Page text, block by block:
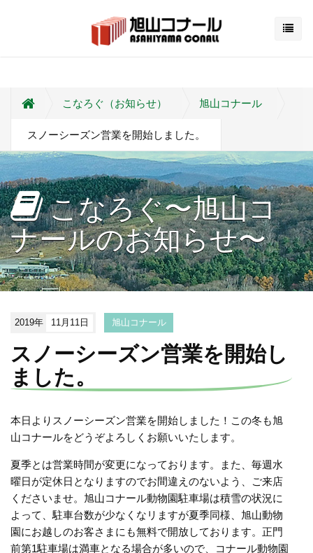
こなろぐ（お知らせ） 旭山コナール
スノーシーズン営業を開始しました。
こなろぐ〜旭山コ
ナールのお知らせ〜
2019年 11月11日 旭山コナール
スノーシーズン営業を開始し
ました。
本日よりスノーシーズン営業を開始しました！この冬も旭
山コナールをどうぞよろしくお願いいたします。
夏季とは営業時間が変更になっております。また、毎週水
曜日が定休日となりますのでお間違えのないよう、ご来店
くださいませ。旭山コナール動物園駐車場は積雪の状況に
よって、駐車台数が少なくなリますが夏季同様、旭山動物
園にお越しのお客さまにも無料で開放しております。正門
前第1駐車場は満車となる場合が多いので、コナール動物園